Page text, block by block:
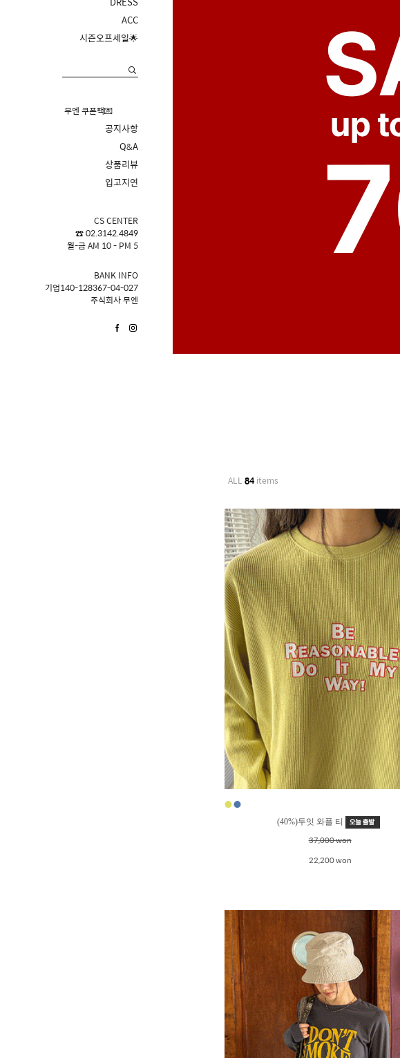
ACC
시즌오프세일🌟
무엔 쿠폰팩💌
공지사항
Q&A
상품리뷰
입고지연
CS CENTER
☎ 02.3142.4849
월-금 AM 10 - PM 5
BANK INFO
기업140-128367-04-027
주식회사 무엔
ALL 84 items
●●
(40%)두잇 와플 티
37,000 won
22,200 won